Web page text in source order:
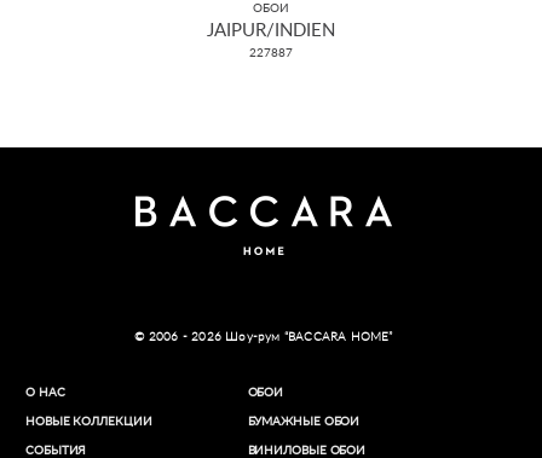
ОБОИ
JAIPUR/INDIEN
227887
© 2006 - 2026 Шоу-рум “BACCARA HOME”
О НАС
НОВЫЕ КОЛЛЕКЦИИ
СОБЫТИЯ
ОБОИ
БУМАЖНЫЕ ОБОИ
ВИНИЛОВЫЕ ОБОИ​